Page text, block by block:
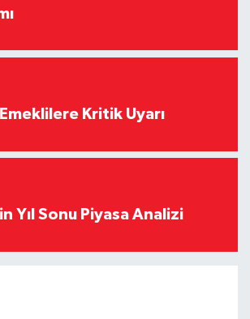
Kritik Uyarı
Yıl Sonu Piyasa Analizi